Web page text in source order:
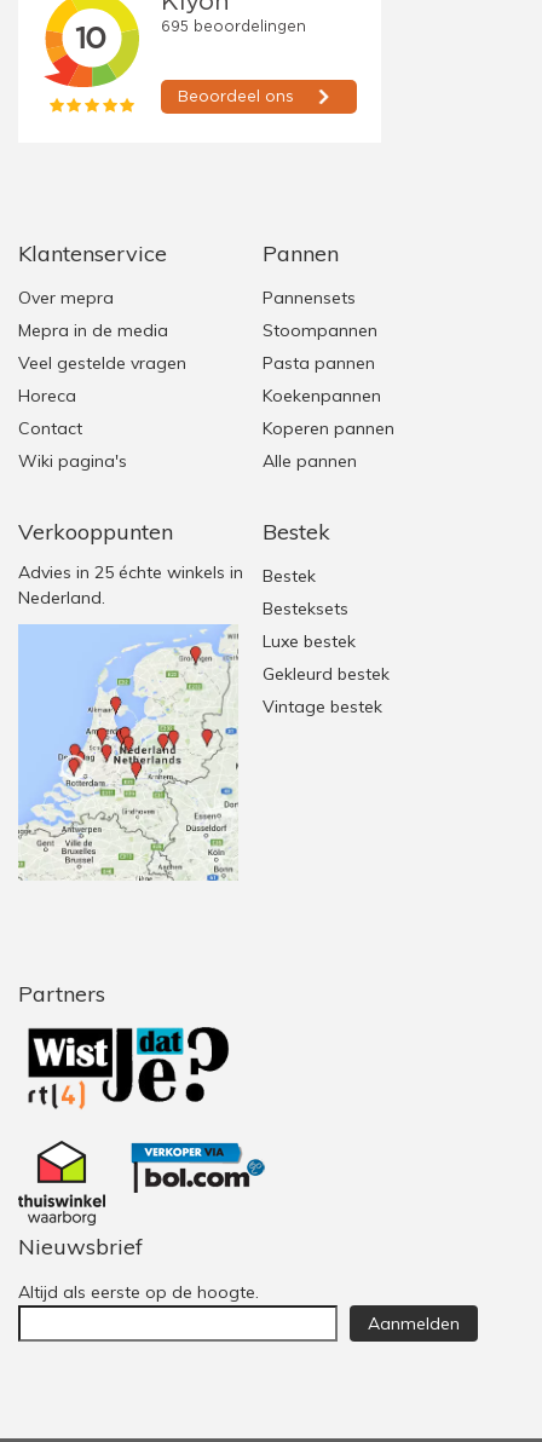
Klantenservice
Over mepra
Mepra in de media
Veel gestelde vragen
Horeca
Contact
Wiki pagina's
Verkooppunten
Advies in 25 échte winkels in
Nederland.
Pannen
Pannensets
Stoompannen
Pasta pannen
Koekenpannen
Koperen pannen
Alle pannen
Bestek
Bestek
Besteksets
Luxe bestek
Gekleurd bestek
Vintage bestek
Partners
Nieuwsbrief
Altijd als eerste op de hoogte.
Aanmelden